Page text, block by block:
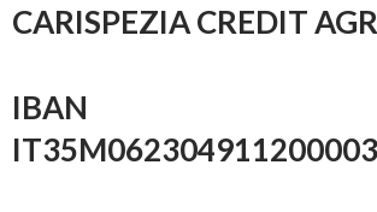
CARISPEZIA CREDIT
IBAN